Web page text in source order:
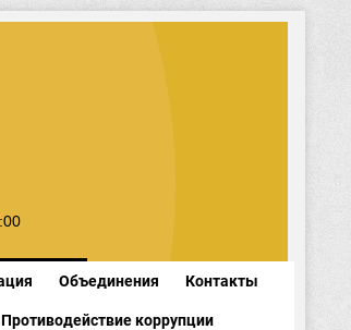
Объединения Контакты
Противодействие коррупции